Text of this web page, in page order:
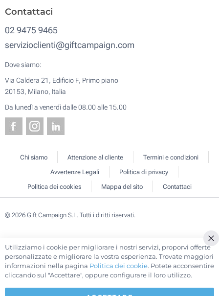
Contattaci
02 9475 9465
servizioclienti@giftcampaign.com
Dove siamo:
Via Caldera 21, Edificio F, Primo piano
20153, Milano, Italia
Da lunedì a venerdì dalle 08.00 alle 15.00
Chi siamo Attenzione al cliente
Termini e condizioni
Avvertenze Legali
Politica di privacy
Politica dei cookies
Mappa del sito Contattaci
© 2026 Gift Campaign S.L. Tutti i diritti riservati.
Utilizziamo i cookie per migliorare i nostri servizi, proporvi offerte
personalizzate e migliorare la vostra esperienza. Trovate maggiori
informazioni nella pagina Politica dei cookie. Potete acconsentire
cliccando sul "Accettare", oppure configurare il loro utilizzo.